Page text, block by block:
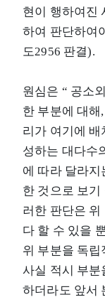
현이 행하여진
하여 판단하여
도2956 판결).
원심은 “ 공소
한 부분에 대해
리가 여기에
성하는 대다수
에 따라 달라지
한 것으로 보기
러한 판단은
다 할 수 있을
위 부분을 독
사실 적시 부분
하더라도 앞서